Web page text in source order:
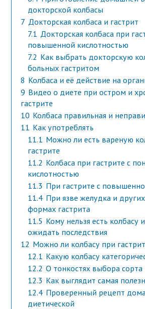
докторской колбасы
7 Докторская колбаса и гастрит
7.1 Докторская колбаса при
повышенной кислотностью
7.2 Как выбрать докторскую
больных гастритом
8 Колбаса и её действие на
9 Видео о диете при остром и
гастрите
10 Колбаса правильная и
11 Как употреблять
11.1 Можно ли есть вареную
гастрите
11.2 Колбаса при гастрите с
кислотностью
11.3 При гастрите с
11.4 При язве желудка и
формах гастрита
11.5 Кому нельзя есть колбасу
ожидать последствия
12 Можно ли колбасу при
12.1 Какую колбасу
12.2 О тонкостях выбора сорта
12.3 Как выглядит самая
12.4 Проверенный рецепт
диетической